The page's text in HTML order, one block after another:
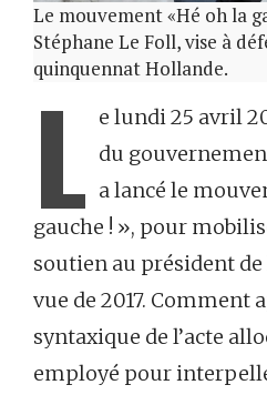
Le mouvement «Hé oh la
Stéphane Le Foll, vise à
quinquennat Hollande.
L e lundi 25 avril
du
a lancé le
gauche ! », pour
soutien au président
vue de 2017. Comment
syntaxique de l’acte
employé pour